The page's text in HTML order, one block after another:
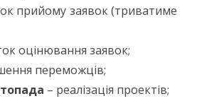
прийому заявок (триватиме
оцінювання заявок;
переможців;
– реалізація проектів;